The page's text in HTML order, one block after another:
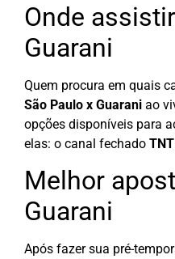
Onde
Guarani
Quem procura em quais
São Paulo x Guarani ao
opções disponíveis para
elas: o canal fechado TNT
Melhor
Guarani
Após fazer sua pré-